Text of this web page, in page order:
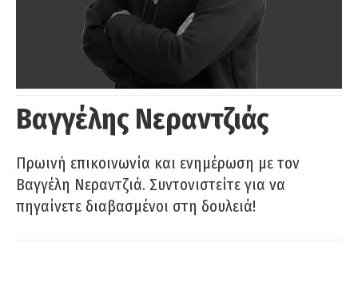
Βαγγέλης Νεραντζιάς
Πρωινή επικοινωνία και ενημέρωση με τον
Βαγγέλη Νεραντζιά. Συντονιστείτε για να
πηγαίνετε διαβασμένοι στη δουλειά!